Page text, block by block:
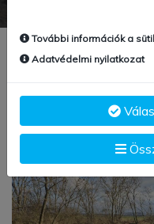
További információk a
Adatvédelmi nyilatkozat